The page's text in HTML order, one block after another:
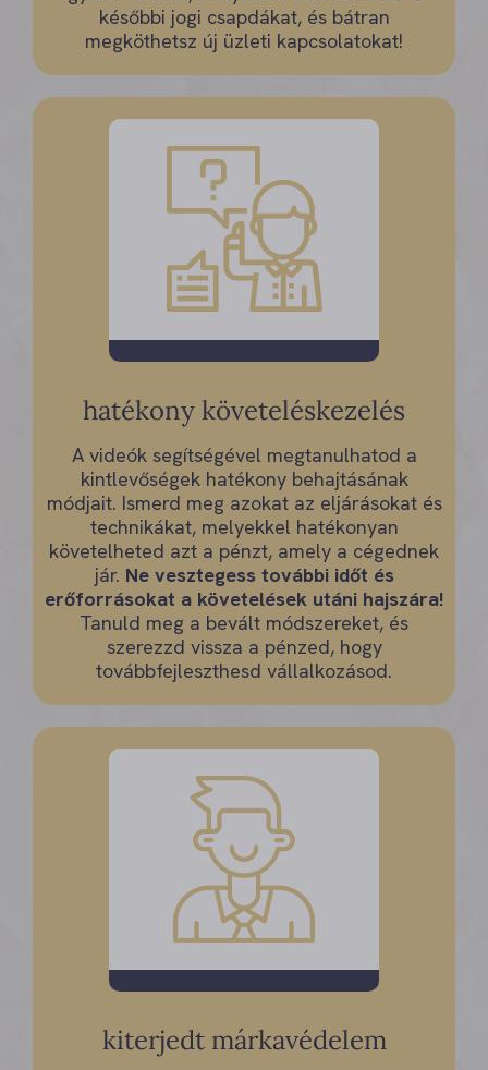
későbbi jogi csapdákat, és bátran
megköthetsz új üzleti kapcsolatokat!
hatékony követeléskezelés
A videók segítségével megtanulhatod a
kintlevőségek hatékony behajtásának
módjait. Ismerd meg azokat az eljárásokat és
technikákat, melyekkel hatékonyan
követelheted azt a pénzt, amely a cégednek
jár. Ne vesztegess további időt és
erőforrásokat a követelések utáni hajszára!
Tanuld meg a bevált módszereket, és
szerezzd vissza a pénzed, hogy
továbbfejleszthesd vállalkozásod.
kiterjedt márkavédelem